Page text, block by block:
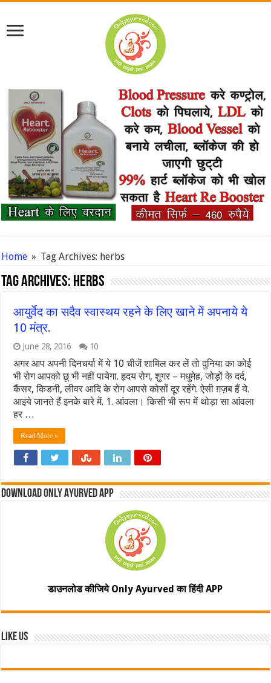
Home » Tag Archives: herbs
Tag Archives: herbs
आयुर्वेद का सदैव स्वास्थय रहने के लिए खाने में अपनाये ये
10 मंत्र.
June 28, 2016 10
अगर आप अपनी दिनचर्या में ये 10 चीजें शामिल कर लें तो दुनिया का कोई
भी रोग आपको छू भी नहीं पायेगा. हृदय रोग, शुगर – मधुमेह, जोड़ों के दर्द,
कैंसर, किडनी, लीवर आदि के रोग आपसे कोसों दूर रहेंगे. ऐसी ग़ज़ब हैं ये.
आइये जानते हैं इनके बारे में. 1. आंवला। किसी भी रूप में थोड़ा सा आंवला
हर …
Read More »
Download Only Ayurved App
डाउनलोड कीजिये Only Ayurved का हिंदी APP
Like Us